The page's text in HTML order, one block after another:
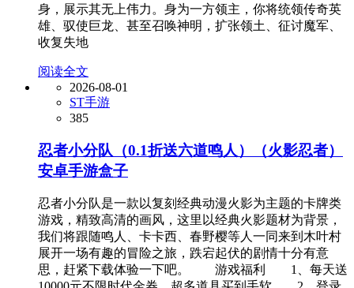
身，展示其无上伟力。身为一方领主，你将统领传奇英
雄、驭使巨龙、甚至召唤神明，扩张领土、征讨魔军、
收复失地
阅读全文
2026-08-01
ST手游
385
忍者小分队（0.1折送六道鸣人）（火影忍者）
安卓手游盒子
忍者小分队是一款以复刻经典动漫火影为主题的卡牌类
游戏，精致高清的画风，这里以经典火影题材为背景，
我们将跟随鸣人、卡卡西、春野樱等人一同来到木叶村
展开一场有趣的冒险之旅，跌宕起伏的剧情十分有意
思，赶紧下载体验一下吧。 游戏福利 1、每天送